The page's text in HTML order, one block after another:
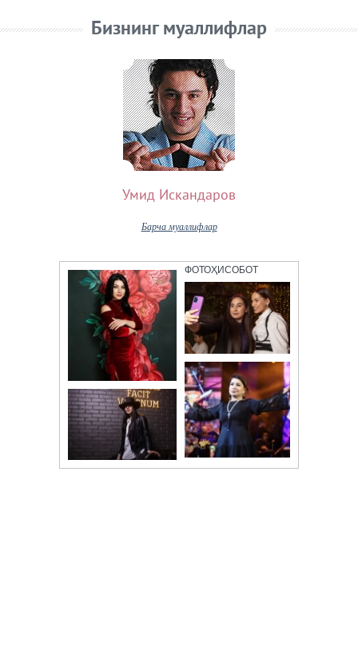
Бизнинг муаллифлар
Умид Искандаров
Барча муаллифлар
ФОТОҲИСОБОТ